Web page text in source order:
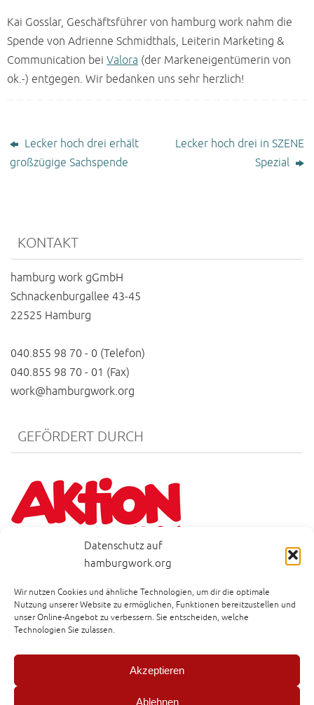
Datenschutz auf
hamburgwork.org
Wir nutzen Cookies und ähnliche Technologien, um dir die optimale
Nutzung unserer Website zu ermöglichen, Funktionen bereitzustellen und
unser Online-Angebot zu verbessern. Sie entscheiden, welche
Technologien Sie zulassen.
Akzeptieren
Ablehnen
Kai Gosslar, Geschäftsführer von hamburg work nahm die
Spende von Adrienne Schmidthals, Leiterin Marketing &
Communication bei Valora (der Markeneigentümerin von
ok.-) entgegen. Wir bedanken uns sehr herzlich!
Lecker hoch drei erhält
großzügige Sachspende
Lecker hoch drei in SZENE
Spezial
KONTAKT
hamburg work gGmbH
Schnackenburgallee 43-45
22525 Hamburg
040.855 98 70 - 0 (Telefon)
040.855 98 70 - 01 (Fax)
work@hamburgwork.org
GEFÖRDERT DURCH
BESUCHEN SIE AUCH
Pestalozzi-Stiftung Hamburg
Lecker hoch drei